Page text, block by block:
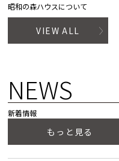
昭和の森ハウスについて
VIEW ALL
NEWS
新着情報
もっと見る